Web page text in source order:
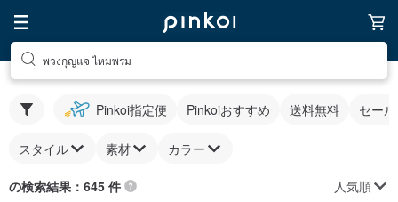
พวงกุญแจ ไหมพรม
Pinkoi指定便 Pinkoiおすすめ 送料無料 セー
スタイル 素材 カラー
の検索結果：645 件 人気順